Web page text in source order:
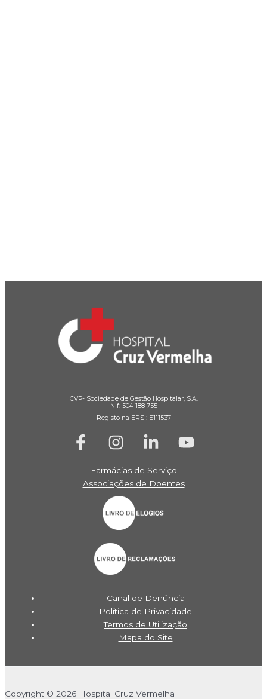
CVP- Sociedade de Gestão Hospitalar, S.A.
Nif: 504 188 755
Registo na ERS : E111537
Farmácias de Serviço
Associações de Doentes
Canal de Denúncia
Política de Privacidade
Termos de Utilização
Mapa do Site
Copyright © 2026 Hospital Cruz Vermelha